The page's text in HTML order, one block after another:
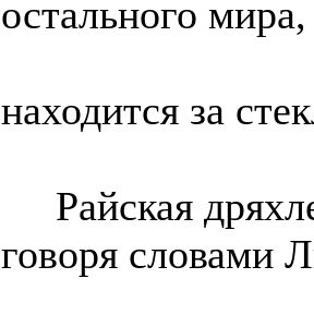
остального
находится за
Райская
говоря словами